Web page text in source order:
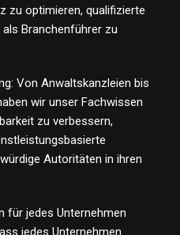
zu optimieren, qualifizierte
Branchenführer zu
Von Anwaltskanzleien bis
wir unser Fachwissen
zu verbessern,
Autoritäten in ihren
für jedes Unternehmen
jedes Unternehmen